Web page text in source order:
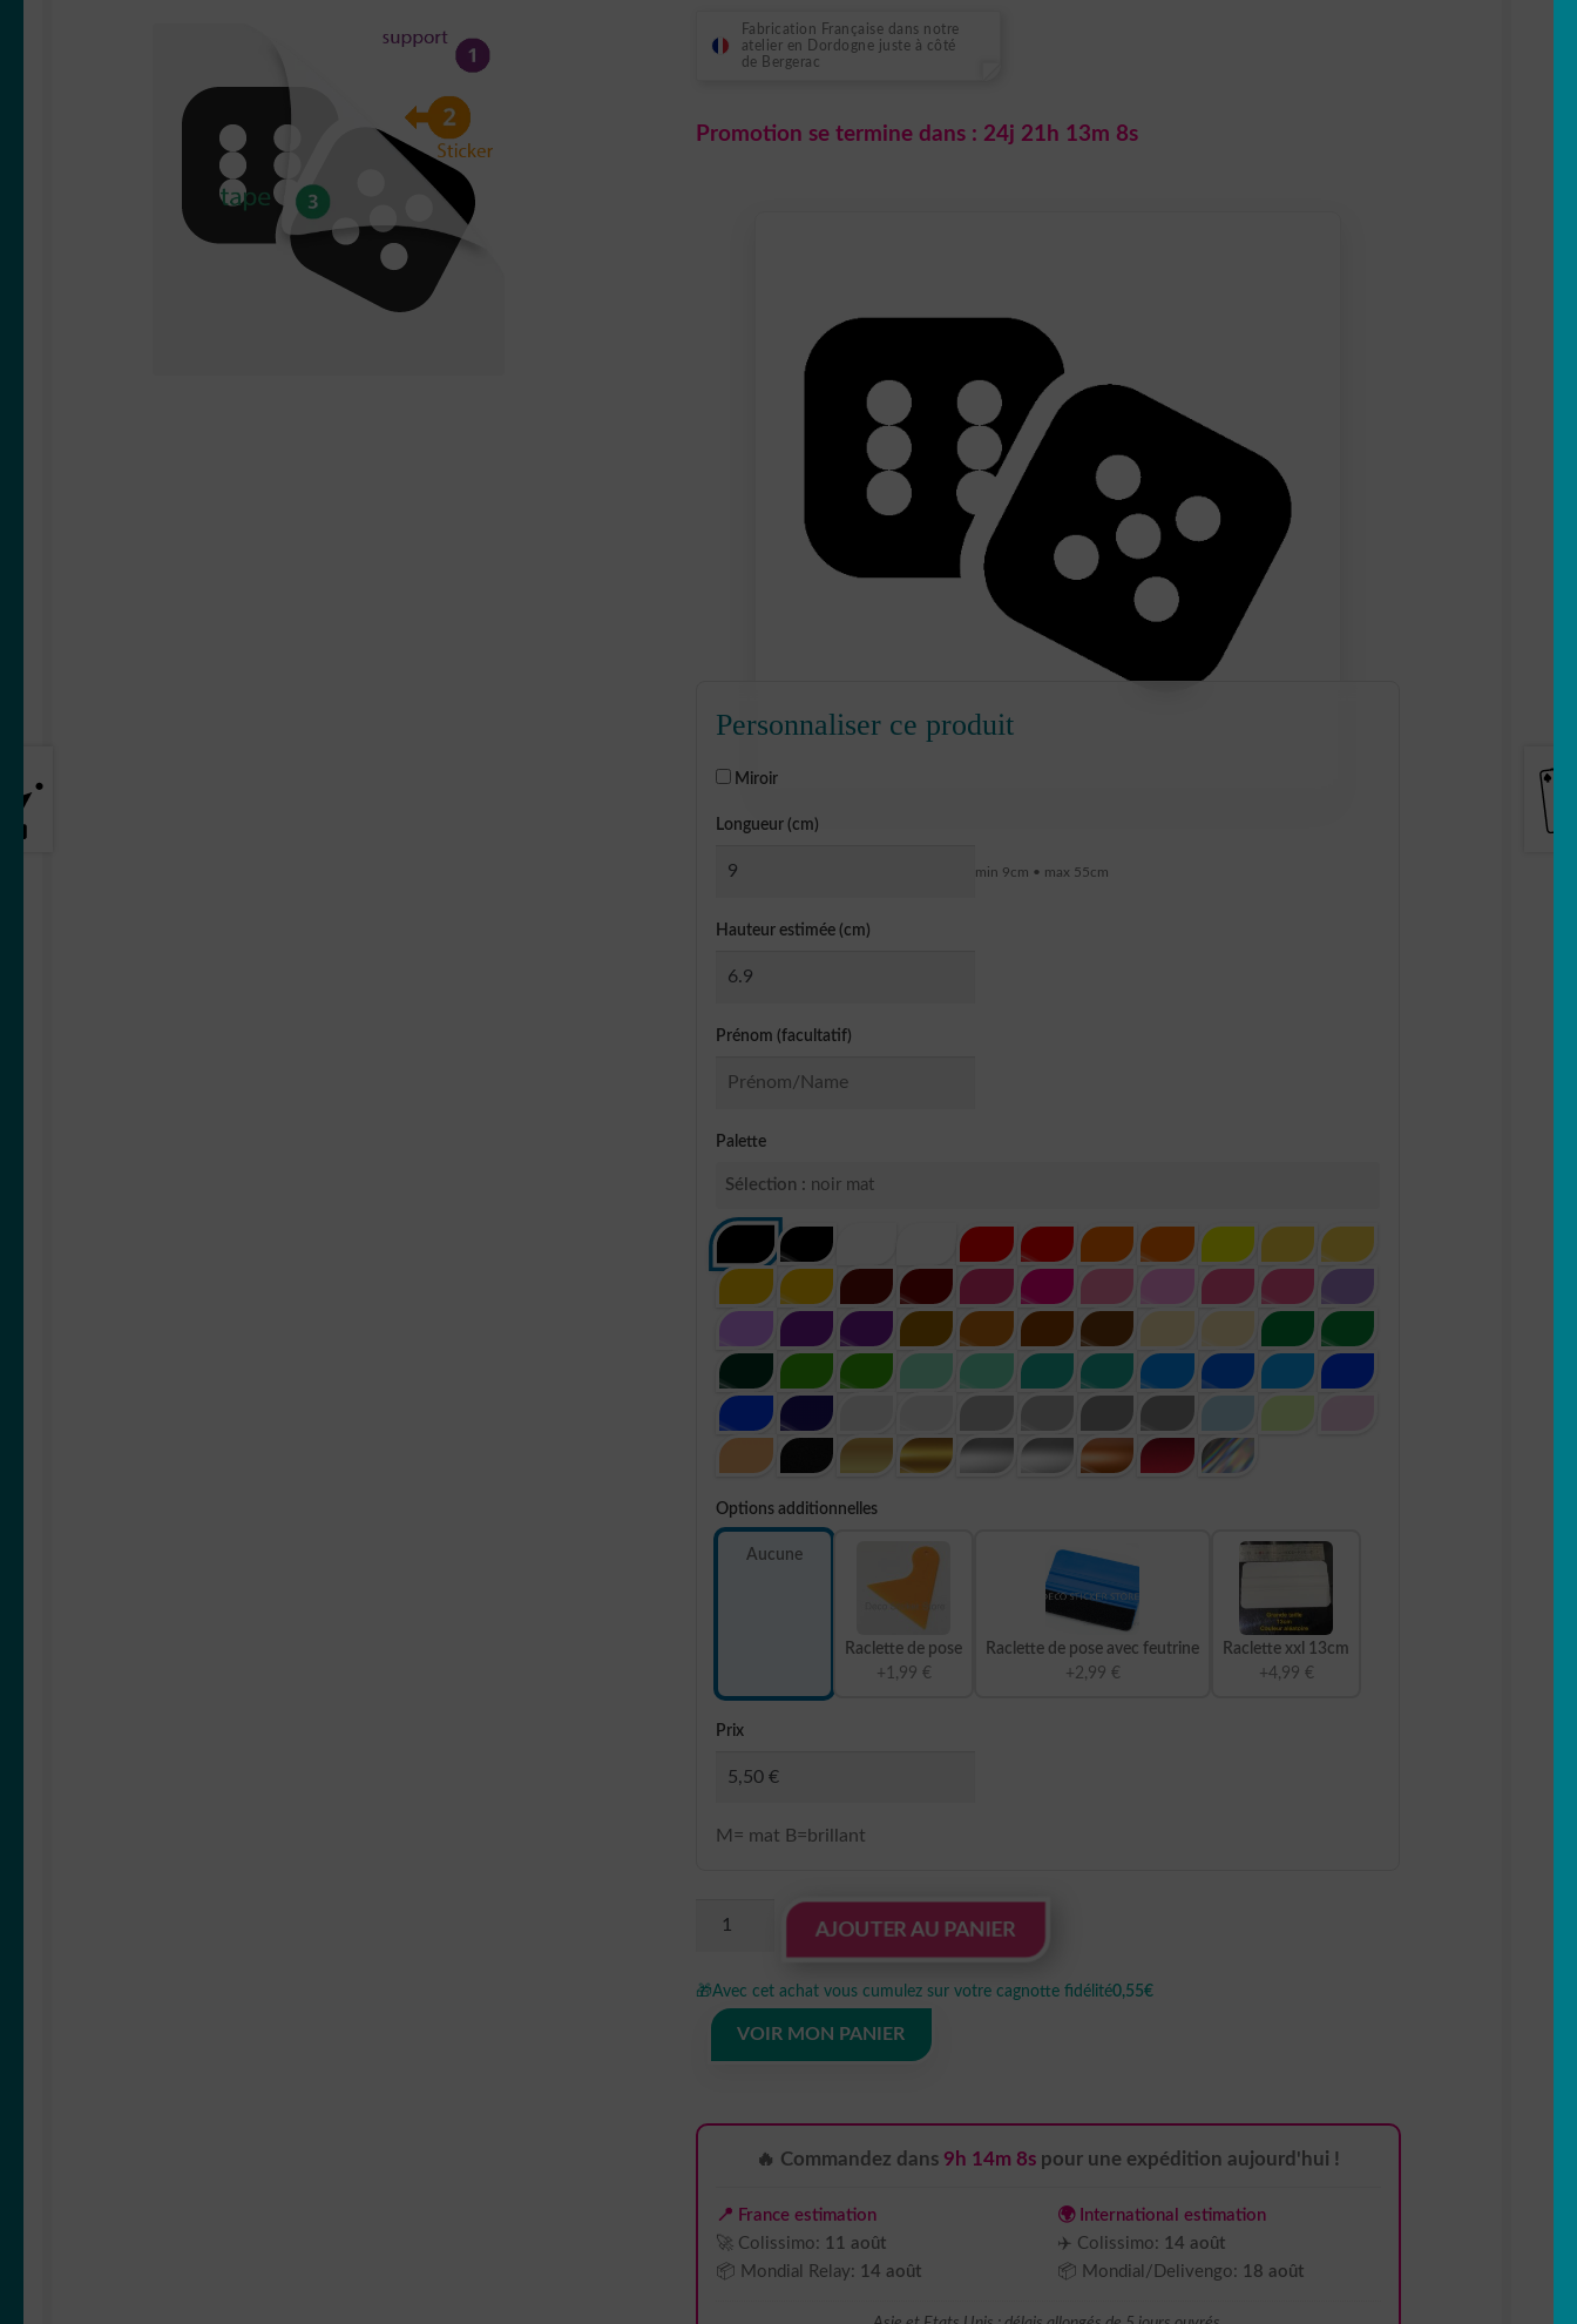
Fabrication Française dans notre
atelier en Dordogne juste à côté
de Bergerac
Promotion se termine dans : 24j 21h 13m 6s
Personnaliser ce produit
Miroir
Longueur (cm)
min 9cm • max 55cm
Hauteur estimée (cm)
Prénom (facultatif)
Palette
Sélection : noir mat
Options additionnelles
Aucune
Raclette de pose
+1,99 €
Raclette de pose avec feutrine
+2,99 €
Raclette xxl 13cm
+4,99 €
Prix
M= mat B=brillant
autocollant
jeu
casino
AJOUTER AU PANIER
🎁Avec cet achat vous cumulez sur votre cagnotte fidélité0,55€
VOIR MON PANIER
🔥 Commandez dans 9h 14m 7s pour une expédition aujourd'hui !
📍 France estimation
🚀 Colissimo: 11 août
📦 Mondial Relay: 14 août
🌍 International estimation
✈️ Colissimo: 14 août
📦 Mondial/Delivengo: 18 août